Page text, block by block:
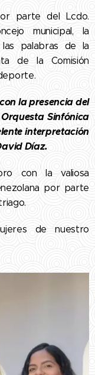
parte del Lcdo.
municipal, la
palabras de la
de la Comisión
la presencia del
Sinfónica
interpretación
Díaz.
con la valiosa
por parte
de nuestro